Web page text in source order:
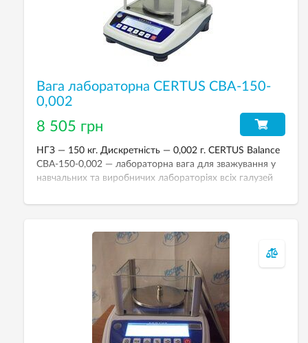
Вага лабораторна CERTUS СВА-150-
0,002
8 505 грн
НГЗ — 150 кг. Дискретність — 0,002 г. CERTUS Balance
СВА-150-0,002 — лабораторна вага для зважування у
навчальних та виробничих лабораторіях всіх галузей